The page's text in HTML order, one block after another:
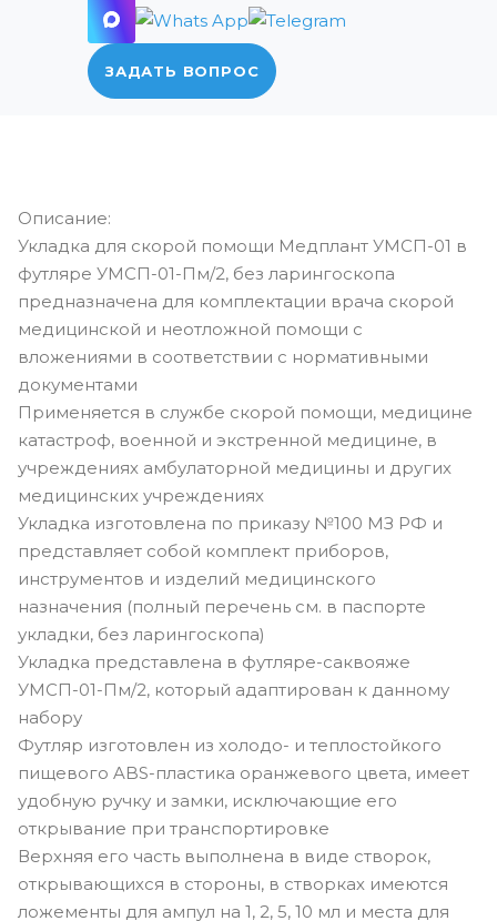
ЗАДАТЬ ВОПРОС
Описание:
Укладка для скорой помощи Медплант УМСП-01 в
футляре УМСП-01-Пм/2, без ларингоскопа
предназначена для комплектации врача скорой
медицинской и неотложной помощи с
вложениями в соответствии с нормативными
документами
Применяется в службе скорой помощи, медицине
катастроф, военной и экстренной медицине, в
учреждениях амбулаторной медицины и других
медицинских учреждениях
Укладка изготовлена по приказу №100 МЗ РФ и
представляет собой комплект приборов,
инструментов и изделий медицинского
назначения (полный перечень см. в паспорте
укладки, без ларингоскопа)
Укладка представлена в футляре-саквояже
УМСП-01-Пм/2, который адаптирован к данному
набору
Футляр изготовлен из холодо- и теплостойкого
пищевого ABS-пластика оранжевого цвета, имеет
удобную ручку и замки, исключающие его
открывание при транспортировке
Верхняя его часть выполнена в виде створок,
открывающихся в стороны, в створках имеются
ложементы для ампул на 1, 2, 5, 10 мл и места для